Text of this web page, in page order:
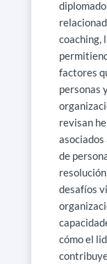
coaching,
factores
personas
revisan
de
desafíos
cómo el